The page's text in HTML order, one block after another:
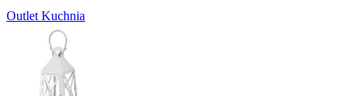
Outlet Kuchnia